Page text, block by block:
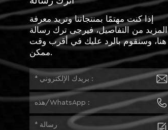
إذا كنت مهتمًا بمنتجاتنا وتريد معرفة
المزيد من التفاصيل، فيرجى ترك رسالة
هنا، وسنقوم بالرد عليك في أقرب وقت
ممكن.